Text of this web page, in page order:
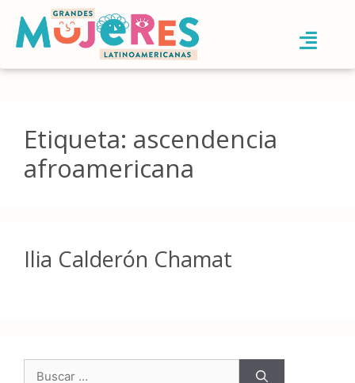
Etiqueta: ascendencia
afroamericana
Ilia Calderón Chamat